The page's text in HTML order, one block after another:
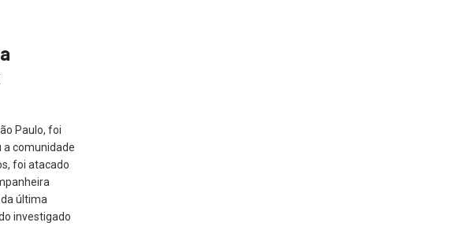
Paulo, foi
a comunidade
foi atacado
última
investigado